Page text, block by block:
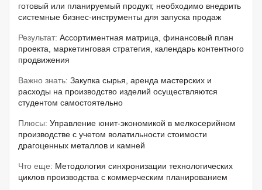
готовый или планируемый продукт, необходимо внедрить
системные бизнес-инструменты для запуска продаж
Результат: Ассортиментная матрица, финансовый план
проекта, маркетинговая стратегия, календарь контентного
продвижения
Важно знать: Закупка сырья, аренда мастерских и
расходы на производство изделий осуществляются
студентом самостоятельно
Плюсы: Управление юнит-экономикой в мелкосерийном
производстве с учетом волатильности стоимости
драгоценных металлов и камней
Что еще: Методология синхронизации технологических
циклов производства с коммерческим планированием